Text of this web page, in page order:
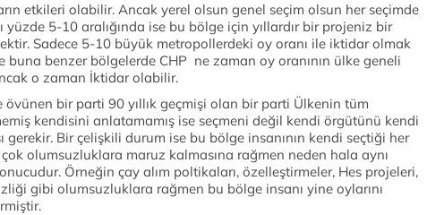
etkileri olabilir. Ancak yerel olsun genel seçim olsun her seçimde
yüzde 5-10 aralığında ise bu bölge için yıllardır bir projeniz bir
Sadece 5-10 büyük metropollerdeki oy oranı ile iktidar olmak
buna benzer bölgelerde CHP ne zaman oy oranının ülke geneli
o zaman İktidar olabilir.
bir parti 90 yıllık geçmişi olan bir parti Ülkenin tüm
kendisini anlatamamış ise seçmeni değil kendi örgütünü kendi
gerekir. Bir çelişkili durum ise bu bölge insanının kendi seçtiği her
olumsuzluklara maruz kalmasına rağmen neden hala aynı
Örneğin çay alım poltikaları, özelleştirmeler, Hes projeleri,
gibi olumsuzluklara rağmen bu bölge insanı yine oylarını